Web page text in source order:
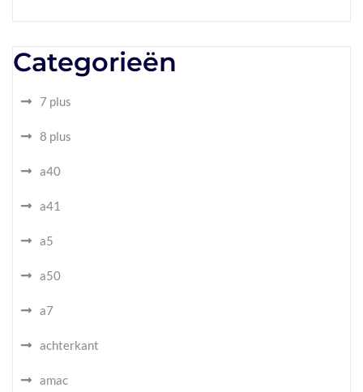
Categorieën
7 plus
8 plus
a40
a41
a5
a50
a7
achterkant
amac